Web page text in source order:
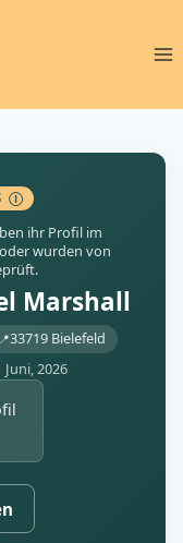
Ⓘ
ihr Profil im
wurden von
Marshall
33719 Bielefeld
2026